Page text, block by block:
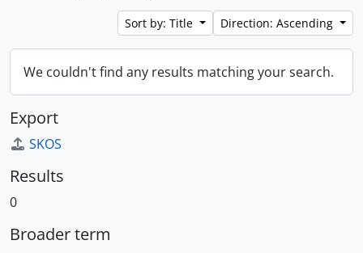
Sort by: Title Direction: Ascending
We couldn't find any results matching your search.
Export
SKOS
Results
0
Broader term